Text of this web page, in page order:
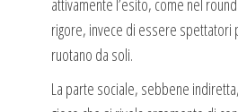
attivamente l’esito, come nel
rigore, invece di essere spettatori
ruotano da soli.
La parte sociale, sebbene